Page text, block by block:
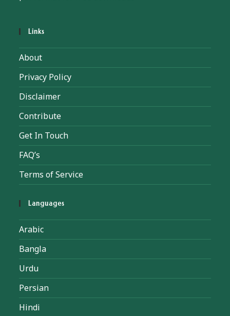
Links
About
Privacy Policy
Disclaimer
Contribute
Get In Touch
FAQ’s
Terms of Service
Languages
Arabic
Bangla
Urdu
Persian
Hindi